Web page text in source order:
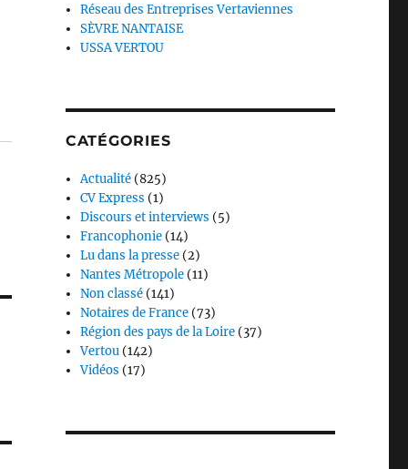
Réseau des Entreprises Vertaviennes
SÈVRE NANTAISE
USSA VERTOU
CATÉGORIES
Actualité (825)
CV Express (1)
Discours et interviews (5)
Francophonie (14)
Lu dans la presse (2)
Nantes Métropole (11)
Non classé (141)
Notaires de France (73)
Région des pays de la Loire (37)
Vertou (142)
Vidéos (17)